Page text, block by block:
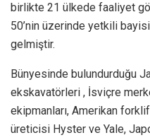
birlikte 21 ülkede faaliyet
50’nin üzerinde yetkili
gelmiştir.
Bünyesinde bulundurduğu
ekskavatörleri , İsviçre
ekipmanları, Amerikan
üreticisi Hyster ve Yale,